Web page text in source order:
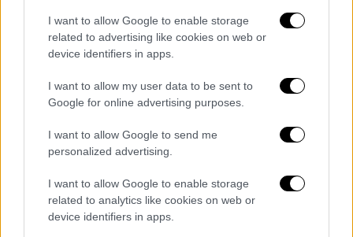
I want to allow Google to enable storage
related to advertising like cookies on web or
device identifiers in apps.
I want to allow my user data to be sent to
Google for online advertising purposes.
I want to allow Google to send me
personalized advertising.
I want to allow Google to enable storage
related to analytics like cookies on web or
device identifiers in apps.
ρωσικής προπαγάνδας»,σύμφωνα με την
εισαγγελία.
(SSI) από την πλευρά της ανέφερε ότι η
κυρία Μπούρτσεβα «επ’ ουδενί μπορεί να
θεωρηθεί ανεξάρτητη, αντικειμενική και
ουδέτερη δημοσιογράφος»
υπηρετεί, κατ’ αυτήν, «τους επιθετικούς
στόχους του Κρεμλίνου», κάτι που αποτελεί
«έγκλημα εναντίον του κράτους».